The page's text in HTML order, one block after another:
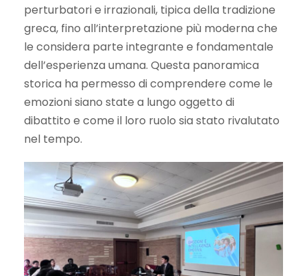
perturbatori e irrazionali, tipica della tradizione
greca, fino all’interpretazione più moderna che
le considera parte integrante e fondamentale
dell’esperienza umana. Questa panoramica
storica ha permesso di comprendere come le
emozioni siano state a lungo oggetto di
dibattito e come il loro ruolo sia stato rivalutato
nel tempo.